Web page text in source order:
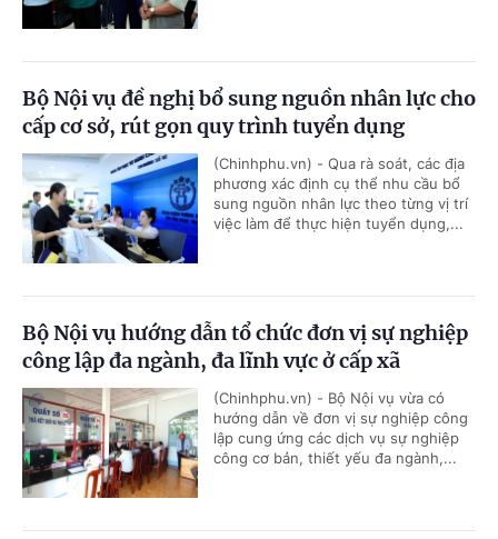
Bộ Nội vụ đề nghị bổ sung nguồn nhân lực cho
cấp cơ sở, rút gọn quy trình tuyển dụng
(Chinhphu.vn) - Qua rà soát, các địa
phương xác định cụ thể nhu cầu bổ
sung nguồn nhân lực theo từng vị trí
việc làm để thực hiện tuyển dụng,...
Bộ Nội vụ hướng dẫn tổ chức đơn vị sự nghiệp
công lập đa ngành, đa lĩnh vực ở cấp xã
(Chinhphu.vn) - Bộ Nội vụ vừa có
hướng dẫn về đơn vị sự nghiệp công
lập cung ứng các dịch vụ sự nghiệp
công cơ bản, thiết yếu đa ngành,...